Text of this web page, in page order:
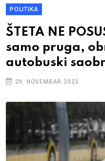
POLITIKA
ŠTETA NE
samo pruga,
autobuski
29. NOVEMBAR 2023.